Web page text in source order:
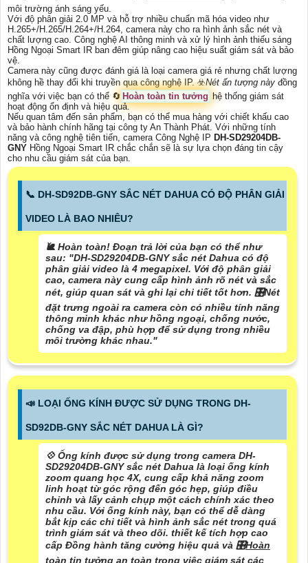
môi trường ánh sáng yếu.
Với độ phân giải 2.0 MP và hỗ trợ nhiều chuẩn mã hóa video như
H.265+/H.265/H.264+/H.264, camera này cho ra hình ảnh sắc nét và
chất lượng cao. Công nghệ AI thông minh và xử lý hình ảnh thiếu sáng
Hồng Ngoại Smart IR ban đêm giúp nâng cao hiệu suất giám sát và bảo
vệ.
Camera này cũng được đánh giá là loại camera giá rẻ nhưng chất lượng
không hề thay đổi khi truyền qua công nghệ IP. ☣️Nét ấn tượng này đồng
nghĩa với việc bạn có thể 🔄 Hoàn toàn tin tưởng hệ thống giám sát
hoạt động ổn định và hiệu quả.
Nếu quan tâm đến sản phẩm, bạn có thể mua hàng với chiết khấu cao
và bảo hành chính hãng tại công ty An Thành Phát. Với những tính
năng và công nghệ tiên tiến, camera Công Nghệ IP DH-SD29204DB-
GNY Hồng Ngoại Smart IR chắc chắn sẽ là sự lựa chọn đáng tin cậy
cho nhu cầu giám sát của bạn.
📞 DH-SD92DB-GNY SẮC NÉT DAHUA CÓ ĐỘ PHÂN GIẢI
VIDEO LÀ BAO NHIÊU?
🐌 Hoàn toàn! Đoạn trả lời của bạn có thể như
sau: "DH-SD29204DB-GNY sắc nét Dahua có độ
phân giải video là 4 megapixel. Với độ phân giải
cao, camera này cung cấp hình ảnh rõ nét và sắc
nét, giúp quan sát và ghi lại chi tiết tốt hơn. 🎛Nét
đặt trưng ngoài ra camera còn có nhiều tính năng
thông minh khác như hồng ngoại, chống nước,
chống va đập, phù hợp để sử dụng trong nhiều
môi trường khác nhau."
📣 LOẠI ỐNG KÍNH ĐƯỢC SỬ DỤNG TRONG DH-
SD92DB-GNY SẮC NÉT DAHUA LÀ GÌ?
💠 Ống kính được sử dụng trong camera DH-
SD29204DB-GNY sắc nét Dahua là loại ống kính
zoom quang học 4X, cung cấp khả năng zoom
linh hoạt từ góc rộng đến góc hẹp, giúp điều
chỉnh và lấy cảnh chụp một cách chính xác theo
nhu cầu. Với ống kính này, bạn có thể dễ dàng
bắt kịp các chi tiết và hình ảnh sắc nét trong quá
trình giám sát và theo dõi. thiết kế tích hợp cao
cấp Đồng hành tăng cường hiệu quả và 🎛Hoàn
toàn tin tưởng an toàn trong việc giám sát các